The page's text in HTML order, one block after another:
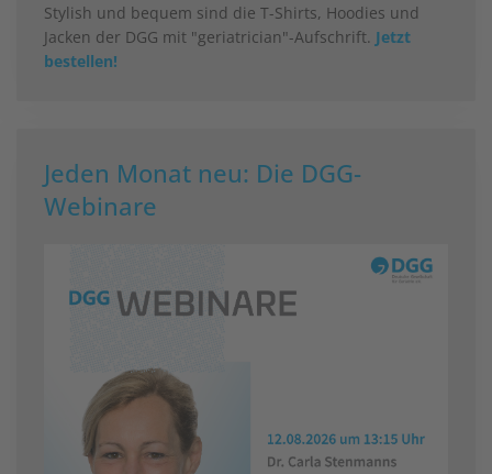
Stylish und bequem sind die T-Shirts, Hoodies und
Jacken der DGG mit "geriatrician"-Aufschrift. Jetzt
bestellen!
Jeden Monat neu: Die DGG-
Webinare